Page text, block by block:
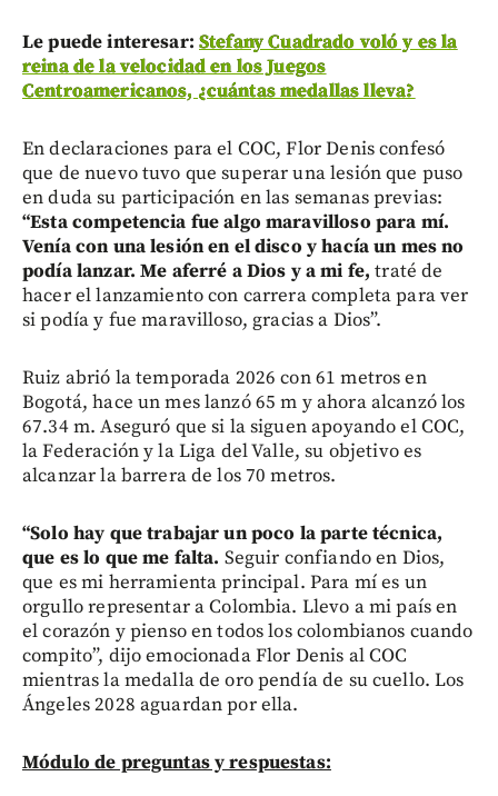
Le puede interesar: Stefany Cuadrado voló y es la
reina de la velocidad en los Juegos
Centroamericanos, ¿cuántas medallas lleva?
En declaraciones para el COC, Flor Denis confesó
que de nuevo tuvo que superar una lesión que puso
en duda su participación en las semanas previas:
“Esta competencia fue algo maravilloso para mí.
Venía con una lesión en el disco y hacía un mes no
podía lanzar. Me aferré a Dios y a mi fe, traté de
hacer el lanzamiento con carrera completa para ver
si podía y fue maravilloso, gracias a Dios”.
Ruiz abrió la temporada 2026 con 61 metros en
Bogotá, hace un mes lanzó 65 m y ahora alcanzó los
67.34 m. Aseguró que si la siguen apoyando el COC,
la Federación y la Liga del Valle, su objetivo es
alcanzar la barrera de los 70 metros.
“Solo hay que trabajar un poco la parte técnica,
que es lo que me falta. Seguir confiando en Dios,
que es mi herramienta principal. Para mí es un
orgullo representar a Colombia. Llevo a mi país en
el corazón y pienso en todos los colombianos cuando
compito”, dijo emocionada Flor Denis al COC
mientras la medalla de oro pendía de su cuello. Los
Ángeles 2028 aguardan por ella.
Módulo de preguntas y respuestas: